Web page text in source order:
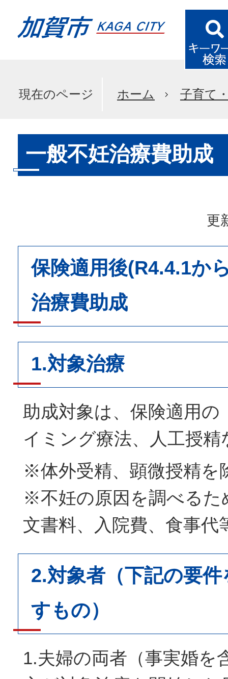
現在のページ ホーム 子育て
一般不妊治療費助成
更
保険適用後(R4.4.1か
治療費助成
1.対象治療
助成対象は、保険適用の
イミング療法、人工授精
※体外受精、顕微授精を
※不妊の原因を調べるた
文書料、入院費、食事代
2.対象者（下記の要
すもの）
1.夫婦の両者（事実婚を